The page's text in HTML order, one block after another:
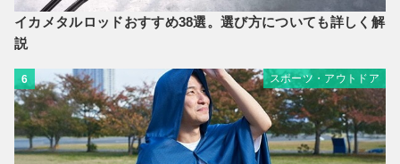
イカメタルロッドおすすめ38選。選び方についても詳しく解
説
6 スポーツ・アウトドア